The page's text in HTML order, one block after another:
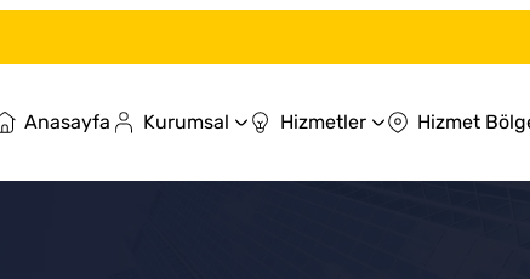
Anasayfa Kurumsal Hizmetler Hizmet